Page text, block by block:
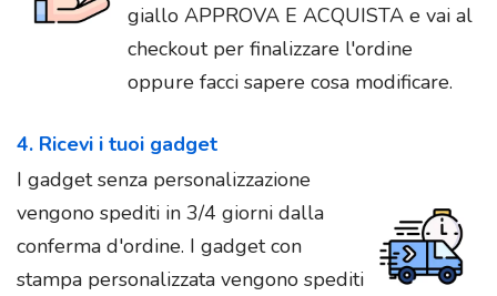
giallo APPROVA E ACQUISTA e vai al
checkout per finalizzare l'ordine
oppure facci sapere cosa modificare.
4. Ricevi i tuoi gadget
I gadget senza personalizzazione
vengono spediti in 3/4 giorni dalla
conferma d'ordine. I gadget con
stampa personalizzata vengono spediti